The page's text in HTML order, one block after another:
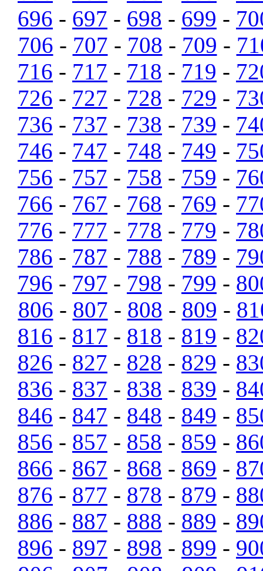
696 - 697 - 698 - 699 -
706 - 707 - 708 - 709 -
716 - 717 - 718 - 719 -
726 - 727 - 728 - 729 -
736 - 737 - 738 - 739 -
746 - 747 - 748 - 749 -
756 - 757 - 758 - 759 -
766 - 767 - 768 - 769 -
776 - 777 - 778 - 779 -
786 - 787 - 788 - 789 -
796 - 797 - 798 - 799 -
806 - 807 - 808 - 809 -
816 - 817 - 818 - 819 -
826 - 827 - 828 - 829 -
836 - 837 - 838 - 839 -
846 - 847 - 848 - 849 -
856 - 857 - 858 - 859 -
866 - 867 - 868 - 869 -
876 - 877 - 878 - 879 -
886 - 887 - 888 - 889 -
896 - 897 - 898 - 899 -